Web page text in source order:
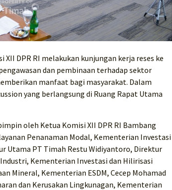
XII DPR RI melakukan kunjungan kerja reses ke
dan pembinaan terhadap sektor
manfaat bagi masyarakat. Dalam
yang berlangsung di Ruang Rapat Utama
oleh Ketua Komisi XII DPR RI Bambang
Penanaman Modal, Kementerian Investasi
Utama PT Timah Restu Widiyantoro, Direktur
Kementerian Investasi dan Hilirisasi
Mineral, Kementerian ESDM, Cecep Mohamad
dan Kerusakan Lingkunagan, Kementerian